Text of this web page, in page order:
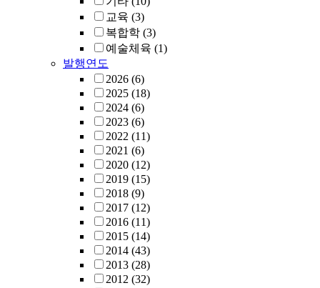
교육 (3)
복합학 (3)
예술체육 (1)
발행연도
2026 (6)
2025 (18)
2024 (6)
2023 (6)
2022 (11)
2021 (6)
2020 (12)
2019 (15)
2018 (9)
2017 (12)
2016 (11)
2015 (14)
2014 (43)
2013 (28)
2012 (32)